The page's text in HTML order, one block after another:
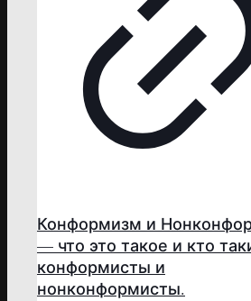
Конформизм и
— что это такое и кто
конформисты и
нонконформисты.